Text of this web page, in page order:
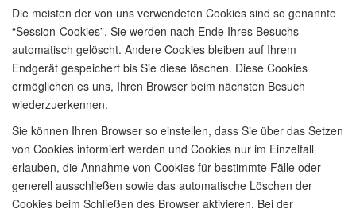
Die meisten der von uns verwendeten Cookies sind so genannte
“Session-Cookies”. Sie werden nach Ende Ihres Besuchs
automatisch gelöscht. Andere Cookies bleiben auf Ihrem
Endgerät gespeichert bis Sie diese löschen. Diese Cookies
ermöglichen es uns, Ihren Browser beim nächsten Besuch
wiederzuerkennen.
Sie können Ihren Browser so einstellen, dass Sie über das Setzen
von Cookies informiert werden und Cookies nur im Einzelfall
erlauben, die Annahme von Cookies für bestimmte Fälle oder
generell ausschließen sowie das automatische Löschen der
Cookies beim Schließen des Browser aktivieren. Bei der